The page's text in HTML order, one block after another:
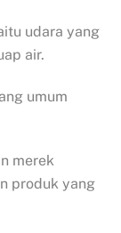
udara yang
air.
umum
merek
produk yang